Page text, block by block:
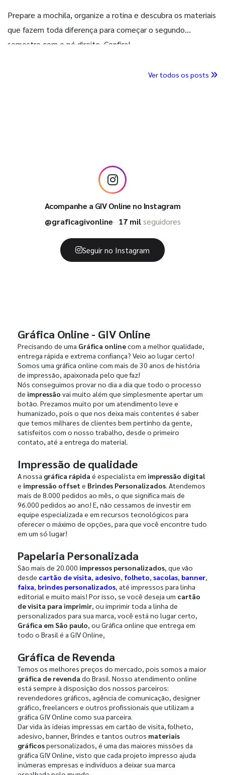
Prepare a mochila, organize a rotina e descubra os materiais
que fazem toda diferença para começar o segundo
semestre com o pé direito. Confira!
Ver todos os posts
Acompanhe a GIV Online no Instagram
@graficagivonline
17 milseguidores
Seguir no Instagram
Gráfica Online - GIV Online
Precisando de uma Gráfica onlinecom a melhor qualidade,
entrega rápida e extrema confiança? Veio ao lugar certo!
Somos uma gráfica online com mais de 30 anos de história
de impressão, apaixonada pelo que faz!
Nós conseguimos provar no dia a dia que todo o processo
de impressão vai muito além que simplesmente apertar um
botão. Prezamos muito por um atendimento leve e
humanizado, pois o que nos deixa mais contentes é saber
que temos milhares de clientes bem pertinho da gente,
satisfeitos com o nosso trabalho, desde o primeiro
contato, até a entrega do material.
Impressão de qualidade
A nossa gráfica rápida é especialista em impressão digital
e impressão offset e Brindes Personalizados. Atendemos
mais de 8.000 pedidos ao mês, o que significa mais de
96.000 pedidos ao ano! E, não cessamos de investir em
equipe especializada e em recursos tecnológicos para
oferecer o máximo de opções, para que você encontre tudo
em um só lugar!
Papelaria Personalizada
São mais de 20.000 impressos personalizados, que vão
desde cartão de visita, adesivo, folheto, sacolas, banner,
faixa, brindes personalizados, até impressos para linha
editorial e muito mais! Por isso, se você deseja um cartão
de visita para imprimir, ou imprimir toda a linha de
personalizados para sua marca, você está no lugar certo,
Gráfica em São paulo, ou Gráfica online que entrega em
todo o Brasil é a GIV Online,
Gráfica de Revenda
Temos os melhores preços do mercado, pois somos a maior
gráfica de revenda do Brasil. Nosso atendimento online
está sempre à disposição dos nossos parceiros:
revendedores gráficos, agência de comunicação, designer
gráfico, freelancers e outros profissionais que utilizam a
gráfica GIV Online como sua parceira.
Dar vida às ideias impressas em cartão de visita, folheto,
adesivo, banner, Brindes e tantos outros materiais
gráficospersonalizados, é uma das maiores missões da
gráfica GIV Online, visto que cada projeto impresso ajuda
inúmeras empresas e indivíduos a deixar sua marca